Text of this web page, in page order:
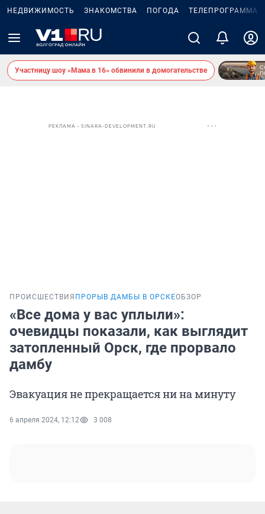
НЕДВИЖИМОСТЬ ЗНАКОМСТВА ПОГОДА ТЕЛЕПРОГРАММА
Участницу шоу «Мама в 16» обвинили в домогательстве
РЕКЛАМА • SINARA-DEVELOPMENT.RU
ПРОИСШЕСТВИЯ ПРОРЫВ ДАМБЫ В ОРСКЕОБЗОР
«Все дома у вас уплыли»:
очевидцы показали, как выглядит
затопленный Орск, где прорвало
дамбу
Эвакуация не прекращается ни на минуту
6 апреля 2024, 12:12 3 008